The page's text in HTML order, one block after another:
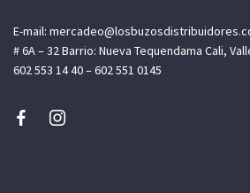
E-mail:
# 6A – 32 Barrio: Nueva Tequendama Cali,
602 553 14 40 – 602 551 0145